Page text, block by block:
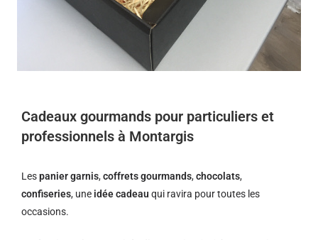
Cadeaux gourmands pour particuliers et
professionnels à Montargis
Lespanier garnis,coffrets gourmands,chocolats,
confiseries, une idée cadeau qui ravira pour toutes les
occasions.